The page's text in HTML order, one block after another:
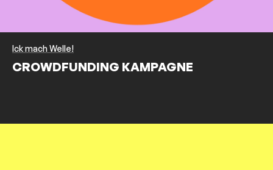
Ick mach Welle!
CROWDFUNDING KAMPAGNE